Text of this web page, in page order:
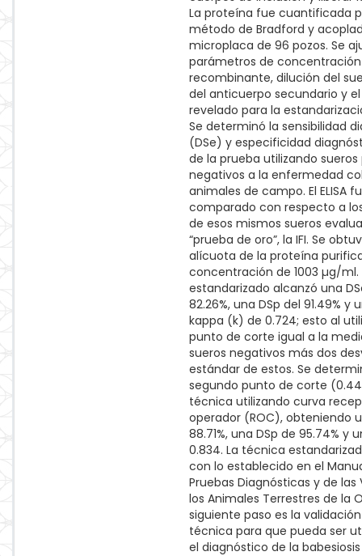
La proteína fue cuantificada
método de Bradford y
microplaca de 96 pozos. Se
parámetros de
recombinante, dilución del
del anticuerpo secundario y
revelado para la
Se determinó la sensibilidad
(DSe) y especificidad
de la prueba utilizando sueros
negativos a la enfermedad
animales de campo. El ELISA
comparado con respecto a
de esos mismos sueros
“prueba de oro”, la IFI. Se
alícuota de la proteína
concentración de 1003 µg/ml.
estandarizado alcanzó una
82.26%, una DSp del 91.49% y
kappa (k) de 0.724; esto al
punto de corte igual a la
sueros negativos más dos
estándar de estos. Se
segundo punto de corte
técnica utilizando curva
operador (ROC), obteniendo
88.71%, una DSp de 95.74% y
0.834. La técnica
con lo establecido en el
Pruebas Diagnósticas y de las
los Animales Terrestres de la
siguiente paso es la
técnica para que pueda ser
el diagnóstico de la